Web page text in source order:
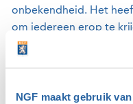
NGF maakt gebruik
onbekendheid. Het
om iedereen erop te
communiceren in de
enthousiaste
ook zeer actief is in de